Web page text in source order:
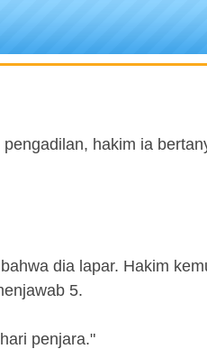
hakim ia
dia lapar. Hakim
5.
penjara."